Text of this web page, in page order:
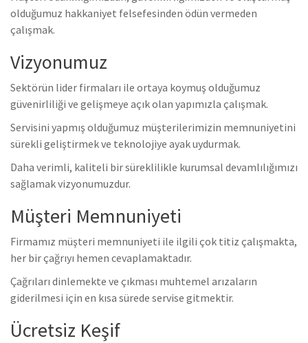
olduğumuz hakkaniyet felsefesinden ödün vermeden
çalışmak.
Vizyonumuz
Sektörün lider firmaları ile ortaya koymuş olduğumuz
güvenirliliği ve gelişmeye açık olan yapımızla çalışmak.
Servisini yapmış olduğumuz müşterilerimizin memnuniyetini
sürekli geliştirmek ve teknolojiye ayak uydurmak.
Daha verimli, kaliteli bir süreklilikle kurumsal devamlılığımızı
sağlamak vizyonumuzdur.
Müşteri Memnuniyeti
Firmamız müşteri memnuniyeti ile ilgili çok titiz çalışmakta,
her bir çağrıyı hemen cevaplamaktadır.
Çağrıları dinlemekte ve çıkması muhtemel arızaların
giderilmesi için en kısa sürede servise gitmektir.
Ücretsiz Keşif